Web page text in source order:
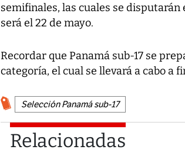
semifinales, las cuales se disputarán
será el 22 de mayo.
Recordar que Panamá sub-17 se
categoría, el cual se llevará a cabo a
Selección Panamá sub-17
Relacionadas